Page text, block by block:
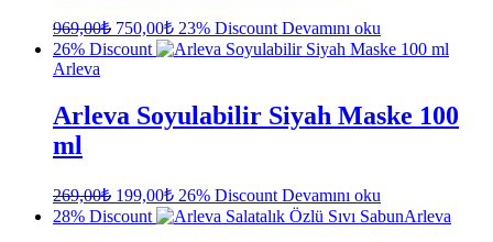
969,00₺ Orijinal
fiyat:
750,00₺Şu
andaki
fiyat:
23% Discount Devamını oku
26% Discount
Arleva
Arleva Soyulabilir Siyah Maske 100
ml
269,00₺ Orijinal
fiyat:
199,00₺Şu
andaki
fiyat:
26% Discount Devamını oku
28% Discount
Arleva